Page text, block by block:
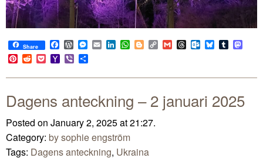
Share Facebook
WordPress
Messenger
EmailLinkedIn
WhatsApp
BloggerCopy
Link
GmailThreadsOutlook.com
BlueskyTumblr
Pinterest
RedditPocketYahoo
Mail
Viber
Dagens anteckning – 2 januari 2025
Posted on January 2, 2025 at 21:27.
Category: by sophie engström
Tags: Dagens anteckning, Ukraina